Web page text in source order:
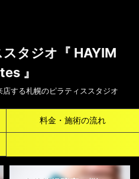
タジオ『 HAYIM
』
する札幌のピラティススタジオ
料金・施術の流れ